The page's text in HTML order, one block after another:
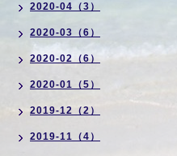
2020-04（3）
2020-03（6）
2020-02（6）
2020-01（5）
2019-12（2）
2019-11（4）